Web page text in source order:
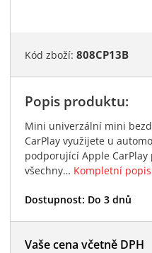
Kód zboží: 808CP13B
Popis produktu:
Mini univerzální mini
CarPlay využijete u
podporující Apple
všechny… Kompletní popis
Dostupnost: Do 3 dnů
Vaše cena včetně DPH